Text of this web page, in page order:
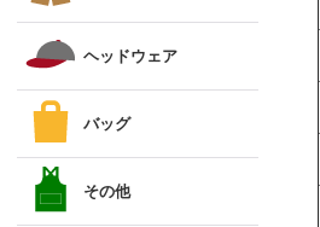
ヘッドウェア
バッグ
その他